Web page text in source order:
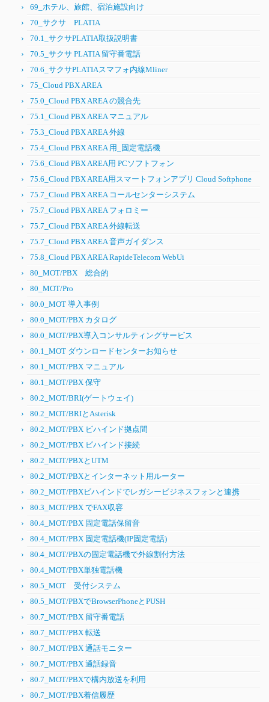
69_ホテル、旅館、宿泊施設向け
70_サクサ PLATIA
70.1_サクサPLATIA取扱説明書
70.5_サクサ PLATIA 留守番電話
70.6_サクサPLATIAスマフォ内線Mliner
75_Cloud PBX AREA
75.0_Cloud PBX AREA の競合先
75.1_Cloud PBX AREA マニュアル
75.3_Cloud PBX AREA 外線
75.4_Cloud PBX AREA 用_固定電話機
75.6_Cloud PBX AREA用 PCソフトフォン
75.6_Cloud PBX AREA用スマートフォンアプリ Cloud Softphone
75.7_Cloud PBX AREA コールセンターシステム
75.7_Cloud PBX AREA フォロミー
75.7_Cloud PBX AREA 外線転送
75.7_Cloud PBX AREA 音声ガイダンス
75.8_Cloud PBX AREA RapideTelecom WebUi
80_MOT/PBX 総合的
80_MOT/Pro
80.0_MOT 導入事例
80.0_MOT/PBX カタログ
80.0_MOT/PBX導入コンサルティングサービス
80.1_MOT ダウンロードセンターお知らせ
80.1_MOT/PBX マニュアル
80.1_MOT/PBX 保守
80.2_MOT/BRI(ゲートウェイ)
80.2_MOT/BRIとAsterisk
80.2_MOT/PBX ビハインド拠点間
80.2_MOT/PBX ビハインド接続
80.2_MOT/PBXとUTM
80.2_MOT/PBXとインターネット用ルーター
80.2_MOT/PBXビハインドでレガシービジネスフォンと連携
80.3_MOT/PBX でFAX収容
80.4_MOT/PBX 固定電話保留音
80.4_MOT/PBX 固定電話機(IP固定電話)
80.4_MOT/PBXの固定電話機で外線割付方法
80.4_MOT/PBX単独電話機
80.5_MOT 受付システム
80.5_MOT/PBXでBrowserPhoneとPUSH
80.7_MOT/PBX 留守番電話
80.7_MOT/PBX 転送
80.7_MOT/PBX 通話モニター
80.7_MOT/PBX 通話録音
80.7_MOT/PBXで構内放送を利用
80.7_MOT/PBX着信履歴